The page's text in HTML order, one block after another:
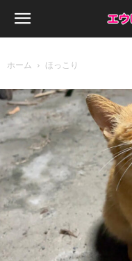
ホーム ほっこり